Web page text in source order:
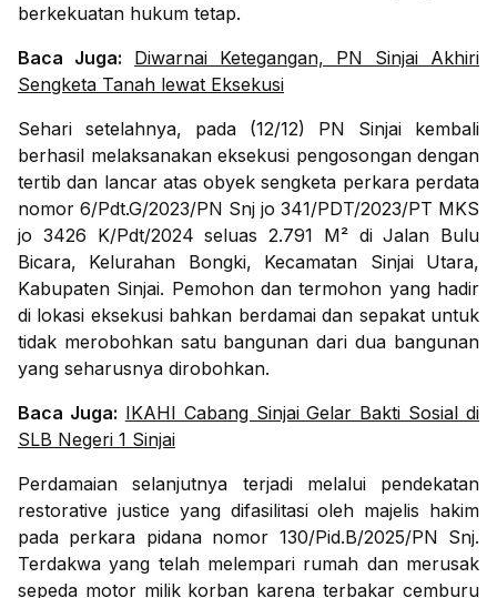
berkekuatan hukum tetap.
Baca Juga:
Diwarnai Ketegangan, PN Sinjai Akhiri
Sengketa Tanah lewat Eksekusi
Sehari setelahnya, pada (12/12) PN Sinjai kembali
berhasil melaksanakan eksekusi pengosongan dengan
tertib dan lancar atas obyek sengketa perkara perdata
nomor 6/Pdt.G/2023/PN Snj jo 341/PDT/2023/PT MKS
jo 3426 K/Pdt/2024 seluas 2.791 M² di Jalan Bulu
Bicara, Kelurahan Bongki, Kecamatan Sinjai Utara,
Kabupaten Sinjai. Pemohon dan termohon yang hadir
di lokasi eksekusi bahkan berdamai dan sepakat untuk
tidak merobohkan satu bangunan dari dua bangunan
yang seharusnya dirobohkan.
Baca Juga: IKAHI Cabang Sinjai Gelar Bakti Sosial di
SLB Negeri 1 Sinjai
Perdamaian selanjutnya terjadi melalui pendekatan
restorative justice yang difasilitasi oleh majelis hakim
pada perkara pidana nomor 130/Pid.B/2025/PN Snj.
Terdakwa yang telah melempari rumah dan merusak
sepeda motor milik korban karena terbakar cemburu